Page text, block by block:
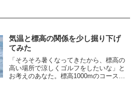
気温と標高の関係を少し掘り下げ
てみた
「そろそろ暑くなってきたから、標高の
高い場所で涼しくゴルフをしたいな」と
お考えのあなた。標高1000mのコースで